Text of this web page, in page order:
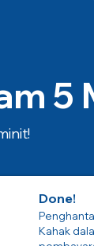
5
Done!
Kahak